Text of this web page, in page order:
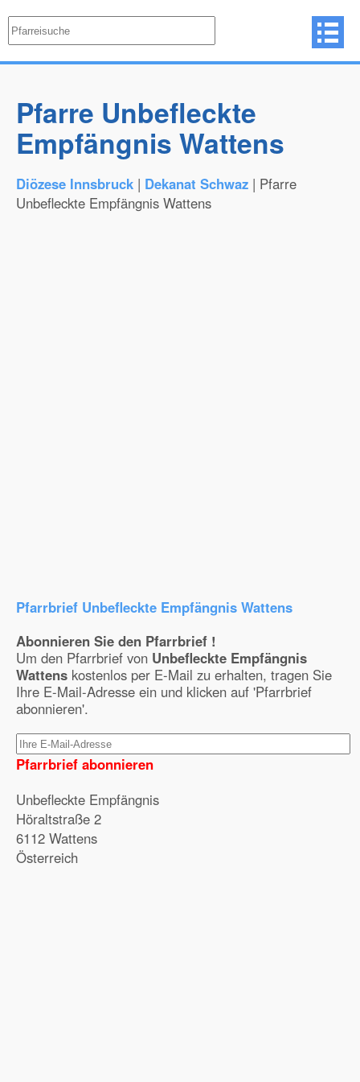
Pfarre Unbefleckte
Empfängnis Wattens
Diözese Innsbruck | Dekanat Schwaz | Pfarre
Unbefleckte Empfängnis Wattens
Pfarrbrief Unbefleckte Empfängnis Wattens
Abonnieren Sie den Pfarrbrief !
Um den Pfarrbrief von Unbefleckte Empfängnis
Wattens kostenlos per E-Mail zu erhalten, tragen Sie
Ihre E-Mail-Adresse ein und klicken auf 'Pfarrbrief
abonnieren'.
Pfarrbrief abonnieren
Unbefleckte Empfängnis
Höraltstraße 2
6112 Wattens
Österreich